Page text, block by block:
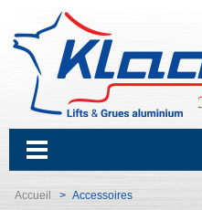
Accueil > Accessoires